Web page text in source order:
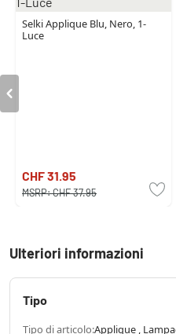
Selki Applique Blu, Nero, 1-
Luce
CHF 31.95
MSRP:CHF 37.95
Ulteriori informazioni
Tipo
Tipo di articolo:Applique ,